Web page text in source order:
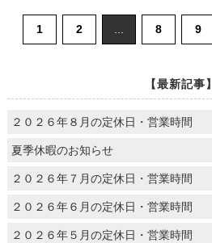
1 2 8 9
【最新記事】
２０２６年８月の定休日・営業時間
夏季休暇のお知らせ
２０２６年７月の定休日・営業時間
２０２６年６月の定休日・営業時間
２０２６年５月の定休日・営業時間